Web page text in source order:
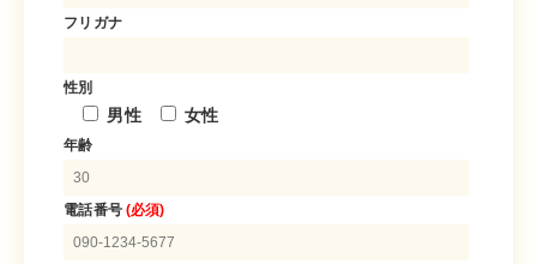
さい
試用期間あり
※試用期間中も同条件
正看護師 資格
さい
試用期間あり
正看護師 資格
普通自転車運転免許（AT限定可）
フリガナ
性別
男性 女性
年齢
電話番号 (必須)